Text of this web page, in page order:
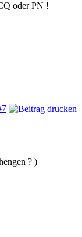
oder PN !
? )